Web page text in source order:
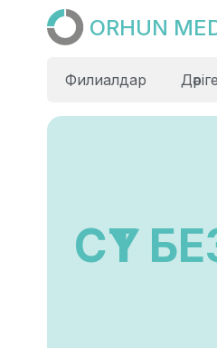
ORHUN
Филиалдар
СҮТ